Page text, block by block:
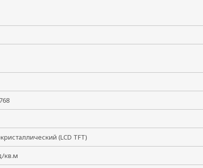
(LCD TFT)
кв.м